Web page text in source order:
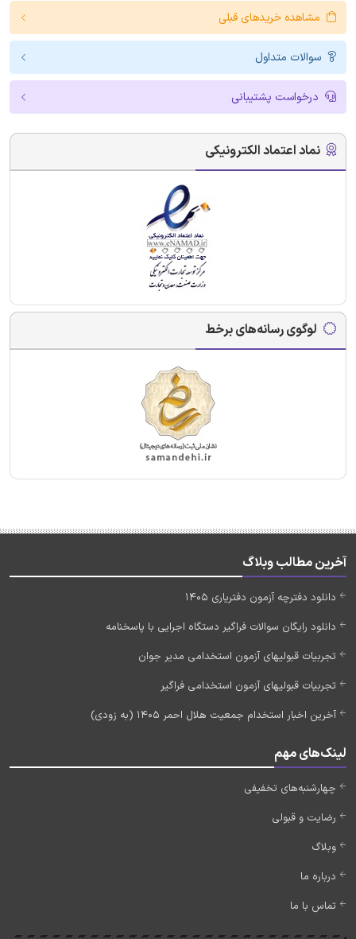
مشاهده خریدهای قبلی
سوالات متداول
درخواست پشتیبانی
نماد اعتماد الکترونیکی
لوگوی رسانه‌های برخط
آخرین مطالب وبلاگ
دانلود دفترچه آزمون دفتریاری 1405
دانلود رایگان سوالات فراگیر دستگاه اجرایی با پاسخنامه
تجربیات قبولیهای آزمون استخدامی مدیر جوان
تجربیات قبولیهای آزمون استخدامی فراگیر
آخرین اخبار استخدام جمعیت هلال احمر 1405 (به زودی)
لینک‌های مهم
چهارشنبه‌های تخفیفی
رضایت و قبولی
وبلاگ
درباره ما
تماس با ما